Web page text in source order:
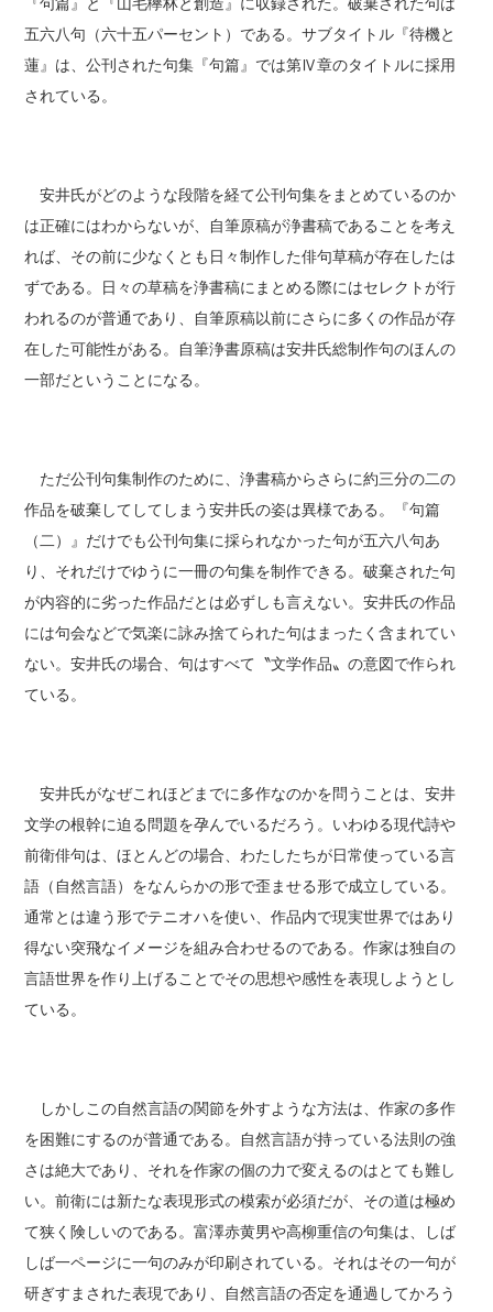
五六八句（六十五パーセント）である。サブタイトル『待機と
蓮』は、公刊された句集『句篇』では第Ⅳ章のタイトルに採用
されている。
安井氏がどのような段階を経て公刊句集をまとめているのか
は正確にはわからないが、自筆原稿が浄書稿であることを考え
れば、その前に少なくとも日々制作した俳句草稿が存在したは
ずである。日々の草稿を浄書稿にまとめる際にはセレクトが行
われるのが普通であり、自筆原稿以前にさらに多くの作品が存
在した可能性がある。自筆浄書原稿は安井氏総制作句のほんの
一部だということになる。
ただ公刊句集制作のために、浄書稿からさらに約三分の二の
作品を破棄してしてしまう安井氏の姿は異様である。『句篇
（二）』だけでも公刊句集に採られなかった句が五六八句あ
り、それだけでゆうに一冊の句集を制作できる。破棄された句
が内容的に劣った作品だとは必ずしも言えない。安井氏の作品
には句会などで気楽に詠み捨てられた句はまったく含まれてい
ない。安井氏の場合、句はすべて〝文学作品〟の意図で作られ
ている。
安井氏がなぜこれほどまでに多作なのかを問うことは、安井
文学の根幹に迫る問題を孕んでいるだろう。いわゆる現代詩や
前衛俳句は、ほとんどの場合、わたしたちが日常使っている言
語（自然言語）をなんらかの形で歪ませる形で成立している。
通常とは違う形でテニオハを使い、作品内で現実世界ではあり
得ない突飛なイメージを組み合わせるのである。作家は独自の
言語世界を作り上げることでその思想や感性を表現しようとし
ている。
しかしこの自然言語の関節を外すような方法は、作家の多作
を困難にするのが普通である。自然言語が持っている法則の強
さは絶大であり、それを作家の個の力で変えるのはとても難し
い。前衛には新たな表現形式の模索が必須だが、その道は極め
て狭く険しいのである。富澤赤黄男や高柳重信の句集は、しば
しば一ページに一句のみが印刷されている。それはその一句が
研ぎすまされた表現であり、自然言語の否定を通過してかろう